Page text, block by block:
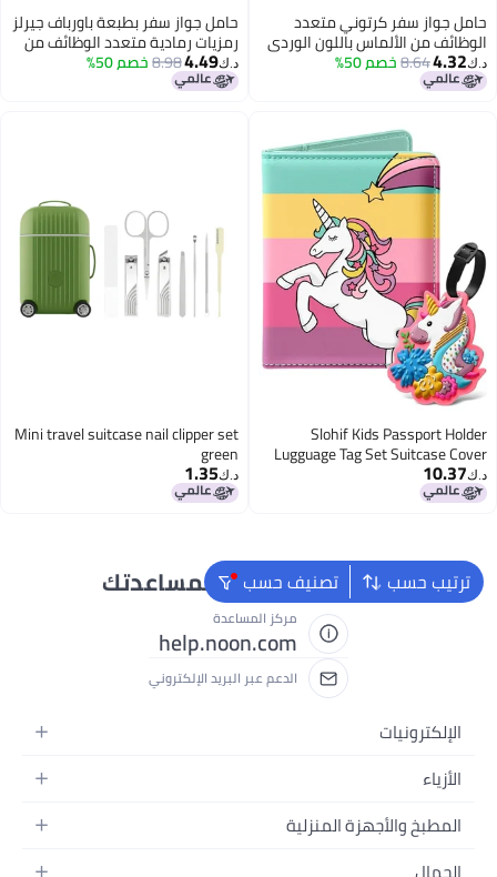
حامل جواز سفر كرتوني متعدد
الوظائف من الألماس باللون الوردي
الفاتح، حامل بطاقات حماية جواز
السفر، حامل بطاقات هوية للأولاد
بطاقات هوية للسفر، إكسسوارات
د.ك‏4.32
8.64خصم 50%
حامل جواز سفر بطبعة باورباف جيرلز
رمزيات رمادية متعدد الوظائف من
جلد البولي يوريثان لحفظ الهوية
وبطاقات السفر للأولاد والبنات
د.ك‏4.49
8.98خصم 50%
Slohif Kids Passport Holder
Lugguage Tag Set Suitcase Cover
Wallet Case for Travel Girls Women
- Cute Leather Passport Book
Carrier Rainbow
د.ك‏10.37
Mini travel suitcase nail clipper set
green
د.ك‏1.35
ترتيب حسب تصنيف حسب
نحن دائماً جاهزون لمساعدتك
مركز المساعدة
help.noon.com
الدعم عبر البريد الإلكتروني
الإلكترونيات
الجوالات
اللابتوبات
الأجهزة المنزلية
الأزياء
أزياء نسائية
المطبخ والأجهزة المنزلية
الحمام